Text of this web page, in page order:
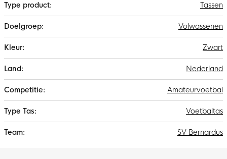
Tassen
Volwassenen
Zwart
Nederland
Amateurvoetbal
Voetbaltas
SV Bernardus